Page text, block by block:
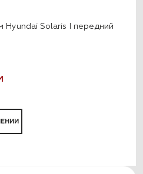
Hyundai Solaris I передний